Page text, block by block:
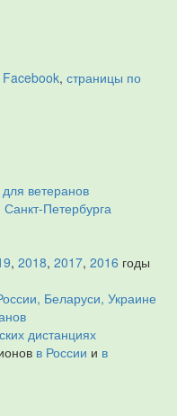
Facebook, страницы по
ветеранов
Санкт-Петербурга
, 2018, 2017, 2016 годы
Беларуси, Украине
дистанциях
в России и в